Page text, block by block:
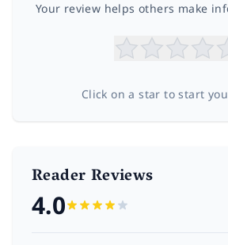
Your review helps others make
Click on a star to start
Reader Reviews
4.0